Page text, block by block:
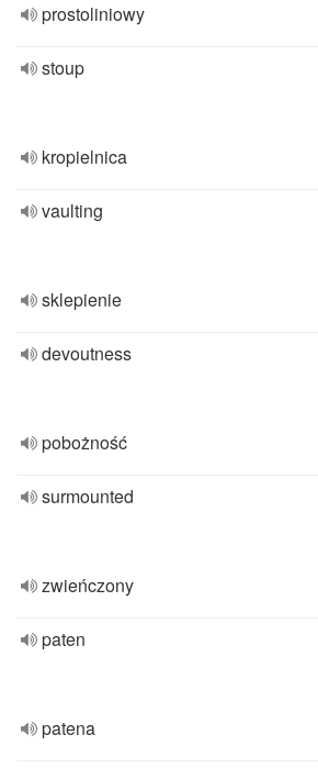
prostoliniowy
stoup
kropielnica
vaulting
sklepienie
devoutness
pobożność
surmounted
zwieńczony
paten
patena